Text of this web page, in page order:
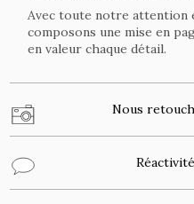
Avec toute notre attention
composons une mise en
en valeur chaque détail.
Nous